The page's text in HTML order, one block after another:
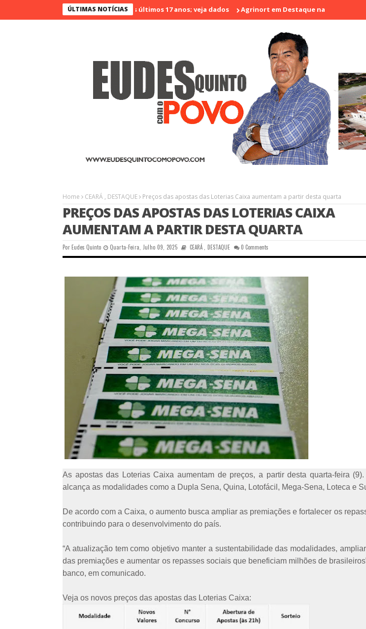
ÚLTIMAS NOTÍCIAS
Ceará é o menos violento nos últimos 17 anos; veja dados Agrinort em Destaque na I Feira de Artesãos e
Home CEARÁ , DESTAQUE Preços das apostas das Loterias Caixa aumentam a partir desta quarta
PREÇOS DAS APOSTAS DAS LOTERIAS CAIXA
AUMENTAM A PARTIR DESTA QUARTA
PorEudes Quinto Quarta-Feira, Julho 09, 2025 CEARÁ, DESTAQUE 0 Comments
As apostas das Loterias Caixa aumentam de preços, a partir desta quarta-feira
alcança as modalidades como a Dupla Sena, Quina, Lotofácil, Mega-Sena, Loteca e
De acordo com a Caixa, o aumento busca ampliar as premiações e fortalecer os
contribuindo para o desenvolvimento do país.
“A atualização tem como objetivo manter a sustentabilidade das modalidades,
das premiações e aumentar os repasses sociais que beneficiam milhões de
banco, em comunicado.
Veja os novos preços das apostas das Loterias Caixa: